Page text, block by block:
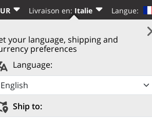
Livraison en: Italie Langue:
your language, shipping and
preferences
Language:
Ship to:
| S’INSCRIRE PANIER
AUTRES
WhistlePig